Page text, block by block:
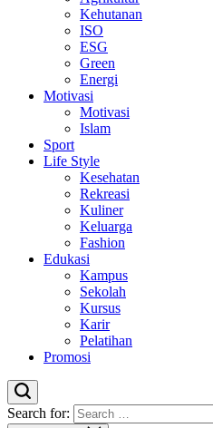
Kehutanan
ISO
ESG
Green
Energi
Motivasi
Motivasi
Islam
Sport
Life Style
Kesehatan
Rekreasi
Kuliner
Keluarga
Fashion
Edukasi
Kampus
Sekolah
Kursus
Karir
Pelatihan
Promosi
Search for: